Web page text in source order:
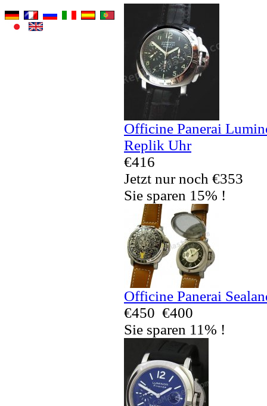
Officine Panerai
Replik Uhr
€416
Jetzt nur noch €353
Sie sparen 15% !
Officine Panerai
€450 €400
Sie sparen 11% !